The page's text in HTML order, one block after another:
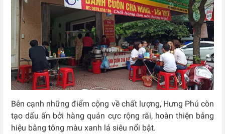
Bên cạnh những điểm cộng về chất lượng, Hưng Phú còn
tạo dấu ấn bởi hàng quán cực rộng rãi, hoàn thiện bảng
hiệu bằng tông màu xanh lá siêu nổi bật.